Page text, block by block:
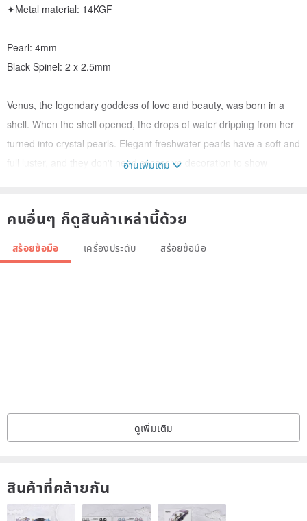
✦Metal material: 14KGF
Pearl: 4mm
Black Spinel: 2 x 2.5mm
Venus, the legendary goddess of love and beauty, was born in a
shell. When the shell opened, the drops of water dripping from her
turned into crystal pearls. Elegant freshwater pearls have a soft and
full luster, and they don't need excessive decoration to show
jewelry, it must be pearls." Wearing pearl jewelry can bring out
extraordinary elegance, and the royal atmosphere of pearls has
also been the first choice of gifts for Chinese and Western ladies
not easily affected by negative energy.
Wearing spinel can ward off sickness, or various negative energies,
to imply continuous events and good luck.
อ่านเพิ่มเติม
คนอื่นๆ ก็ดูสินค้าเหล่านี้ด้วย
สร้อยข้อมือ เครื่องประดับ สร้อยข้อมือ
ดูเพิ่มเติม
สินค้าที่คล้ายกัน